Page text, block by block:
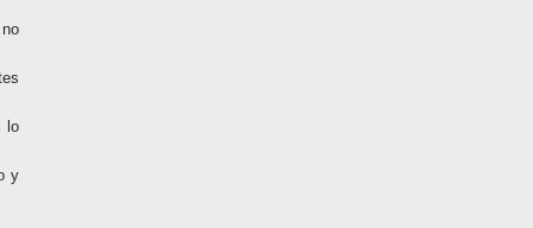
lo
y